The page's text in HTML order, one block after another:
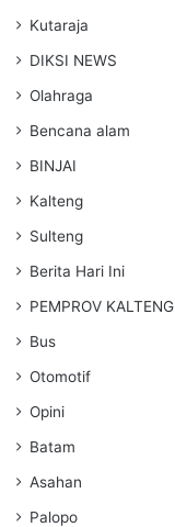
Kutaraja
DIKSI NEWS
Olahraga
Bencana alam
BINJAI
Kalteng
Sulteng
Berita Hari Ini
PEMPROV KALTENG
Bus
Otomotif
Opini
Batam
Asahan
Palopo